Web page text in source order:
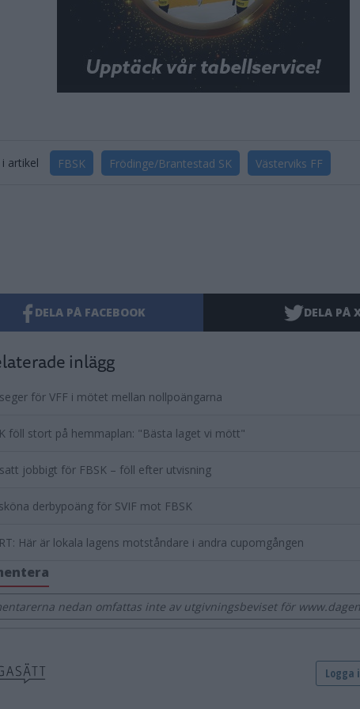
artikel FBSK Frödinge/Brantestad SK Västerviks FF
DELA PÅ FACEBOOK DELA PÅ
inlägg
för VFF i mötet mellan nollpoängarna
föll stort på hemmaplan: "Bästa laget vi mött"
jobbigt för FBSK – föll efter utvisning
derbypoäng för SVIF mot FBSK
Här är lokala lagens motståndare i andra cupomgången
nedan omfattas inte av utgivningsbeviset för